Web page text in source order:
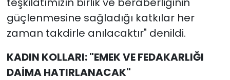
güçlenmesine sağladığı katkılar her
zaman takdirle anılacaktır" denildi.
KADIN KOLLARI: "EMEK VE FEDAKARLIĞI
DAİMA HATIRLANACAK"